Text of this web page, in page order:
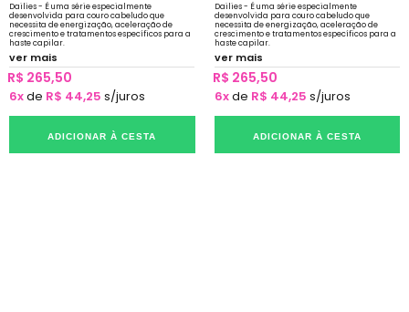
Dailies - É uma série especialmente
desenvolvida para couro cabeludo que
necessita de energização, aceleração de
crescimento e tratamentos específicos para a
haste capilar.
ver mais
R$ 265,50
6xde R$ 44,25 s/juros
ADICIONAR À CESTA
Dailies - É uma série especialmente
desenvolvida para couro cabeludo que
necessita de energização, aceleração de
crescimento e tratamentos específicos para a
haste capilar.
ver mais
R$ 265,50
6xde R$ 44,25 s/juros
ADICIONAR À CESTA